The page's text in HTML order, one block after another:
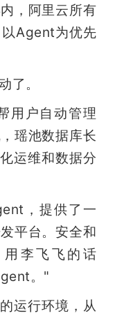
，阿里云所有
Agent为优先
了。
用户自动管理
瑶池数据库长
运维和数据分
，提供了一
平台。安全和
李飞飞的话
。"
运行环境，从